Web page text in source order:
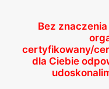
Bez
certyfikowany/
dla Ciebie